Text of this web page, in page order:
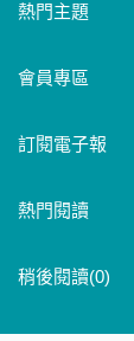
熱門主題
會員專區
訂閱電子報
熱門閱讀
稍後閱讀(0)